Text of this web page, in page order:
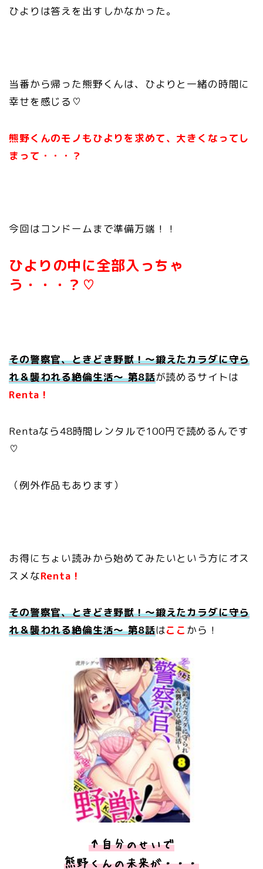
ひよりは答えを出すしかなかった。
当番から帰った熊野くんは、ひよりと一緒の時間に
幸せを感じる♡
熊野くんのモノもひよりを求めて、大きくなってし
まって・・・？
今回はコンドームまで準備万端！！
ひよりの中に全部入っちゃ
う・・・？♡
その警察官、ときどき野獣！～鍛えたカラダに守ら
れ＆襲われる絶倫生活～ 第8話が読めるサイトは
Renta！
Rentaなら48時間レンタルで100円で読めるんです
♡
（例外作品もあります）
お得にちょい読みから始めてみたいという方にオス
スメなRenta！
その警察官、ときどき野獣！～鍛えたカラダに守ら
れ＆襲われる絶倫生活～ 第8話はここ から！
↑自分のせいで
熊野くんの未来が・・・